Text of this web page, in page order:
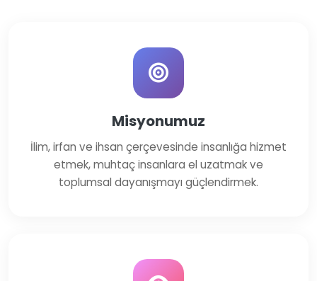
Misyonumuz
İlim, irfan ve ihsan çerçevesinde insanlığa hizmet
etmek, muhtaç insanlara el uzatmak ve
toplumsal dayanışmayı güçlendirmek.